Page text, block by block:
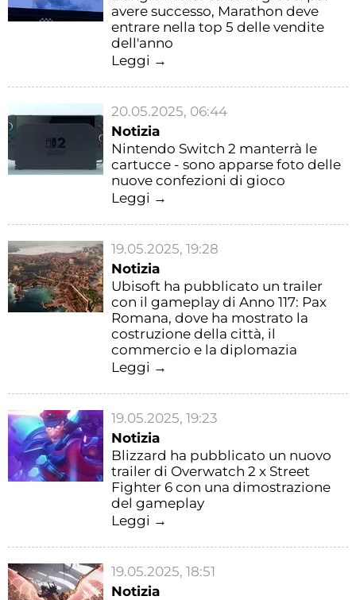
avere successo, Marathon deve
entrare nella top 5 delle vendite
dell'anno
Leggi →
20.05.2025, 06:44
Notizia
Nintendo Switch 2 manterrà le
cartucce - sono apparse foto delle
nuove confezioni di gioco
Leggi →
19.05.2025, 19:28
Notizia
Ubisoft ha pubblicato un trailer
con il gameplay di Anno 117: Pax
Romana, dove ha mostrato la
costruzione della città, il
commercio e la diplomazia
Leggi →
19.05.2025, 19:23
Notizia
Blizzard ha pubblicato un nuovo
trailer di Overwatch 2 x Street
Fighter 6 con una dimostrazione
del gameplay
Leggi →
19.05.2025, 18:51
Notizia